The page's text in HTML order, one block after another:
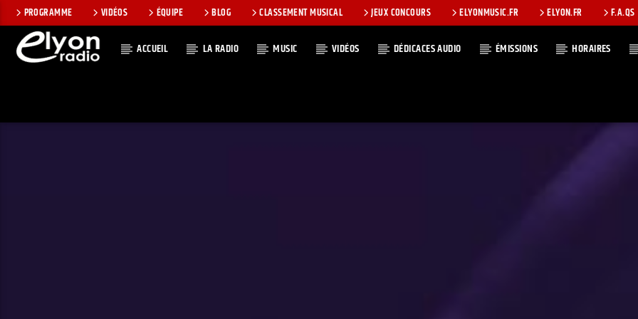
PROGRAMME VIDÉOS ÉQUIPE BLOG CLASSEMENT MUSICAL JEUX CONCOURS ELYONMUSIC.FR ELYON.FR F.A.QS
ACCUEIL LA RADIO MUSIC VIDÉOS DÉDICACES AUDIO ÉMISSIONS HORAIRES